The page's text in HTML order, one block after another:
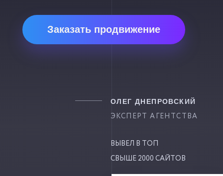
Заказать продвижение
ОЛЕГ ДНЕПРОВСКИЙ
ЭКСПЕРТ АГЕНТСТВА
ВЫВЕЛ В ТОП
СВЫШЕ 2000 САЙТОВ